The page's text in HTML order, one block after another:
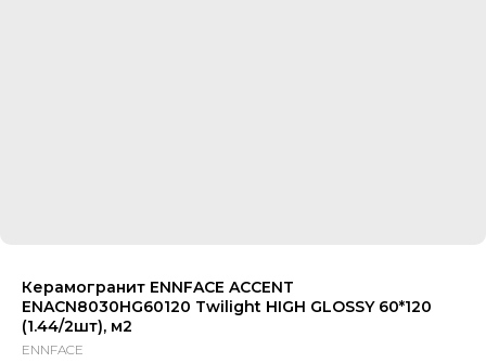
Керамогранит ENNFACE ACCENT
ENACN8030HG60120 Twilight HIGH GLOSSY 60*120
(1.44/2шт), м2
ENNFACE